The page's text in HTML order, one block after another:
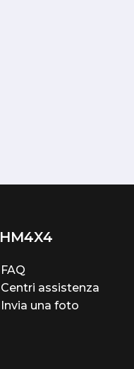
HM4X4
FAQ
Centri assistenza
Invia una foto